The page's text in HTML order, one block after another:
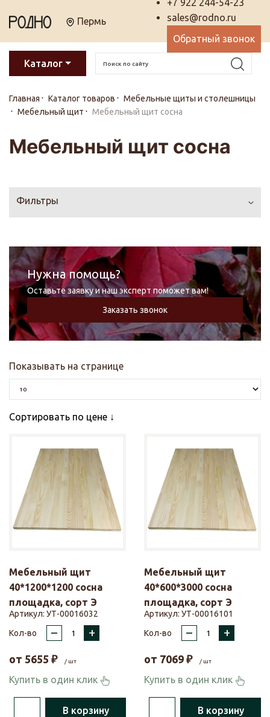
Пермь
+7 922 244-54-23
sales@rodno.ru
Обратный звонок
Каталог
Главная Каталог товаров
Мебельные щиты и столешницы
Мебельный щит
Мебельный щит сосна
Мебельный щит сосна
Фильтры
Нужна помощь?
Оставьте заявку и наш эксперт поможет вам!
Заказать звонок
Показывать на странице
Сортировать по цене
Мебельный щит
40*1200*1200 сосна
площадка, сорт Э
Артикул: УТ-00016032
Кол-во
– +
от 5655 ₽ / шт
Купить в один клик
В корзину
Мебельный щит
40*600*3000 сосна
площадка, сорт Э
Артикул: УТ-00016101
Кол-во
– +
от 7069 ₽ / шт
Купить в один клик
В корзину